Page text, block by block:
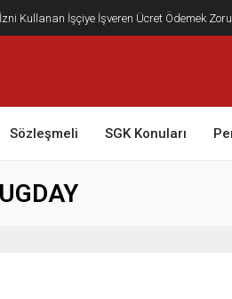
Kullanan İşçiye İşveren Ücret Ödemek
Sözleşmeli SGK Konuları